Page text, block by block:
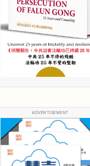
ADVERTISEMENT